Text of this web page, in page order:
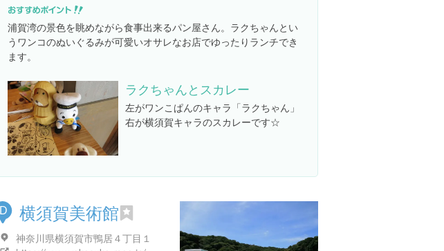
浦賀湾の景色を眺めながら食事出来るパン屋さん。ラクちゃんとい
うワンコのぬいぐるみが可愛いオサレなお店でゆったりランチでき
ます。
ラクちゃんとスカレー
左がワンこぱんのキャラ「ラクちゃん」
右が横須賀キャラのスカレーです☆
D 横須賀美術館
神奈川県横須賀市鴨居４丁目１